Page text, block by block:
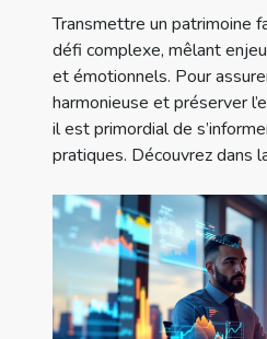
Transmettre un patrimoine
défi complexe, mêlant
et émotionnels. Pour
harmonieuse et préserver
il est primordial de
pratiques. Découvrez dans